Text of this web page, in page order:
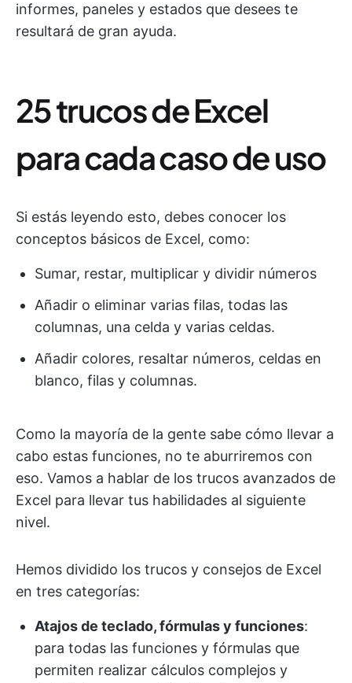
informes, paneles y estados que desees te
resultará de gran ayuda.
25 trucos de Excel
para cada caso de uso
Si estás leyendo esto, debes conocer los
conceptos básicos de Excel, como:
Sumar, restar, multiplicar y dividir números
Añadir o eliminar varias filas, todas las
columnas, una celda y varias celdas.
Añadir colores, resaltar números, celdas en
blanco, filas y columnas.
Como la mayoría de la gente sabe cómo llevar a
cabo estas funciones, no te aburriremos con
eso. Vamos a hablar de los trucos avanzados de
Excel para llevar tus habilidades al siguiente
nivel.
Hemos dividido los trucos y consejos de Excel
en tres categorías:
Atajos de teclado, fórmulas y funciones:
para todas las funciones y fórmulas que
permiten realizar cálculos complejos y